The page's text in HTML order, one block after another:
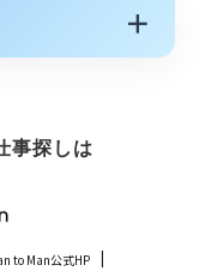
＋
事探しは
to Man公式HP